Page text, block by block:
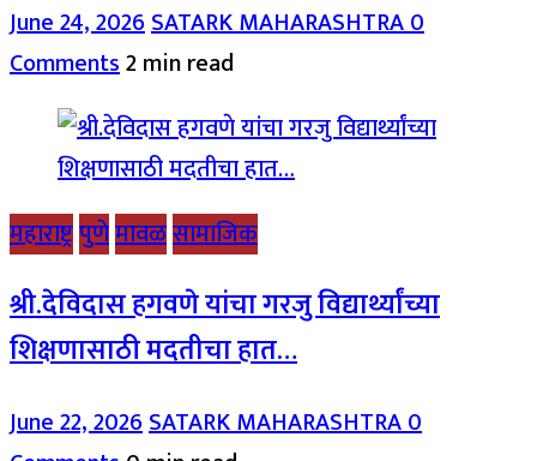
June 24, 2026SATARK MAHARASHTRA0
Comments2 min read
महाराष्ट्रपुणेमावळसामाजिक
श्री.देविदास हगवणे यांचा गरजु विद्यार्थ्यांच्या
शिक्षणासाठी मदतीचा हात…
June 22, 2026SATARK MAHARASHTRA0